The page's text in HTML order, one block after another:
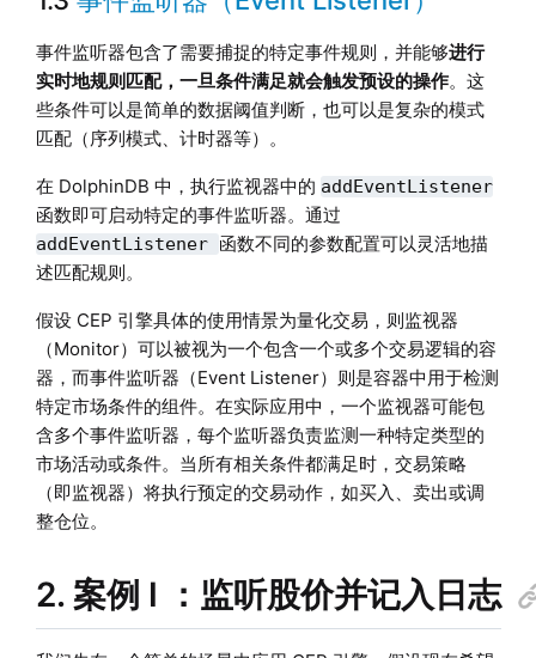
事件监听器包含了需要捕捉的特定事件规则，并能够进行
实时地规则匹配，一旦条件满足就会触发预设的操作。这
些条件可以是简单的数据阈值判断，也可以是复杂的模式
匹配（序列模式、计时器等）。
在 DolphinDB 中，执行监视器中的 addEventListener
函数即可启动特定的事件监听器。通过
addEventListener 函数不同的参数配置可以灵活地描
述匹配规则。
假设 CEP 引擎具体的使用情景为量化交易，则监视器
（Monitor）可以被视为一个包含一个或多个交易逻辑的容
器，而事件监听器（Event Listener）则是容器中用于检测
特定市场条件的组件。在实际应用中，一个监视器可能包
含多个事件监听器，每个监听器负责监测一种特定类型的
市场活动或条件。当所有相关条件都满足时，交易策略
（即监视器）将执行预定的交易动作，如买入、卖出或调
整仓位。
2. 案例 I ：监听股价并记入日志